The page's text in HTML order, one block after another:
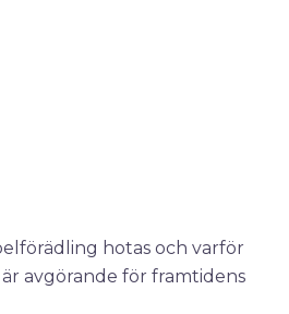
hotas och varför
avgörande för framtidens